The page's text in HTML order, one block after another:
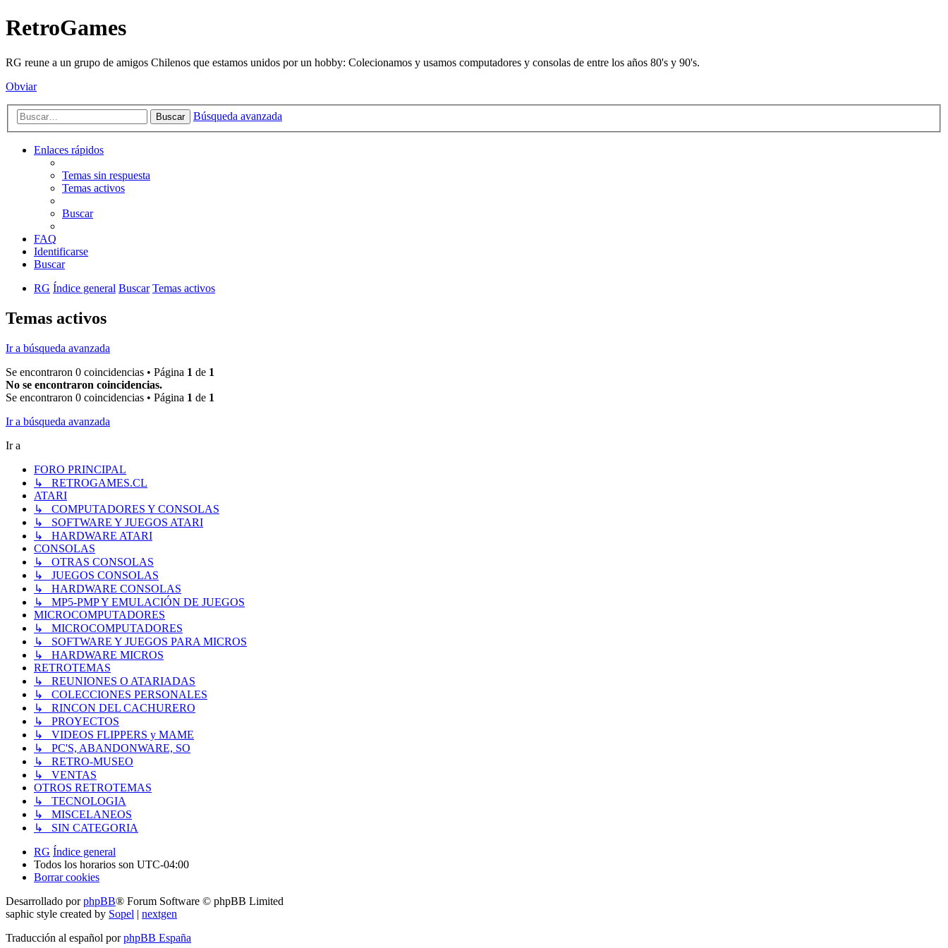
RetroGames
RG reune a un grupo de amigos Chilenos que estamos unidos por un hobby: Colecionamos y usamos computadores y consolas de entre los años 80's y 90's.
Obviar
Buscar Búsqueda avanzada
Enlaces rápidos
Temas sin respuesta
Temas activos
Buscar
FAQ
Identificarse
Buscar
RG Índice general Buscar Temas activos
Temas activos
Ir a búsqueda avanzada
Se encontraron 0 coincidencias • Página 1 de 1
No se encontraron coincidencias.
Se encontraron 0 coincidencias • Página 1 de 1
Ir a búsqueda avanzada
Ir a
FORO PRINCIPAL
↳ RETROGAMES.CL
ATARI
↳ COMPUTADORES Y CONSOLAS
↳ SOFTWARE Y JUEGOS ATARI
↳ HARDWARE ATARI
CONSOLAS
↳ OTRAS CONSOLAS
↳ JUEGOS CONSOLAS
↳ HARDWARE CONSOLAS
↳ MP5-PMP Y EMULACIÓN DE JUEGOS
MICROCOMPUTADORES
↳ MICROCOMPUTADORES
↳ SOFTWARE Y JUEGOS PARA MICROS
↳ HARDWARE MICROS
RETROTEMAS
↳ REUNIONES O ATARIADAS
↳ COLECCIONES PERSONALES
↳ RINCON DEL CACHURERO
↳ PROYECTOS
↳ VIDEOS FLIPPERS y MAME
↳ PC'S, ABANDONWARE, SO
↳ RETRO-MUSEO
↳ VENTAS
OTROS RETROTEMAS
↳ TECNOLOGIA
↳ MISCELANEOS
↳ SIN CATEGORIA
RG Índice general
Todos los horarios son UTC-04:00
Borrar cookies
Desarrollado porphpBB® Forum Software © phpBB Limited
saphic style created by Sopel | nextgen
Traducción al español porphpBB España